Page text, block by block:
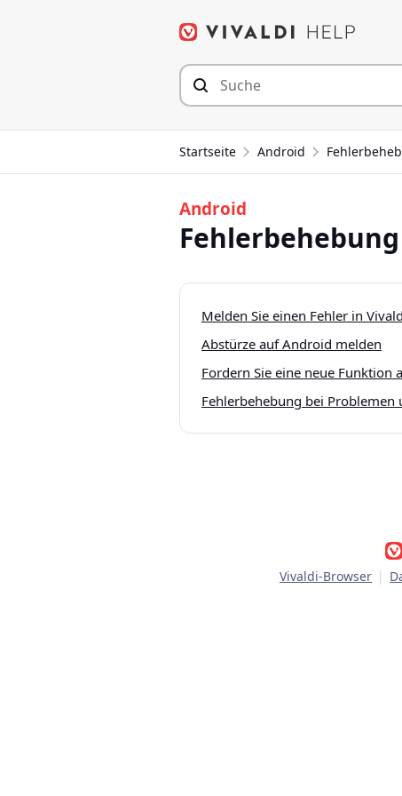
Startseite Android
Android
Melden Sie einen Fehler in
Abstürze auf Android melden
Fordern Sie eine neue Funktion
Fehlerbehebung bei Problemen
Vivaldi-Browser |